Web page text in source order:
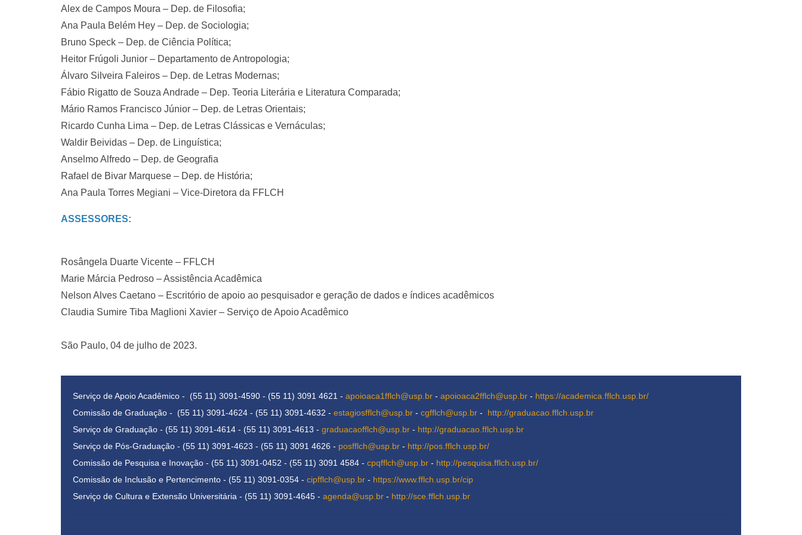
Alex de Campos Moura – Dep. de Filosofia;
Ana Paula Belém Hey – Dep. de Sociologia;
Bruno Speck – Dep. de Ciência Política;
Heitor Frúgoli Junior – Departamento de Antropologia;
Álvaro Silveira Faleiros – Dep. de Letras Modernas;
Fábio Rigatto de Souza Andrade – Dep. Teoria Literária e Literatura Comparada;
Mário Ramos Francisco Júnior – Dep. de Letras Orientais;
Ricardo Cunha Lima – Dep. de Letras Clássicas e Vernáculas;
Waldir Beividas – Dep. de Linguística;
Anselmo Alfredo – Dep. de Geografia
Rafael de Bivar Marquese – Dep. de História;
Ana Paula Torres Megiani – Vice-Diretora da FFLCH
ASSESSORES:
Rosângela Duarte Vicente – FFLCH
Marie Márcia Pedroso – Assistência Acadêmica
Nelson Alves Caetano – Escritório de apoio ao pesquisador e geração de dados e índices acadêmicos
Claudia Sumire Tiba Maglioni Xavier – Serviço de Apoio Acadêmico
São Paulo, 04 de julho de 2023.
Serviço de Apoio Acadêmico - (55 11) 3091-4590 - (55 11) 3091 4621 - apoioaca1fflch@usp.br - apoioaca2fflch@usp.br - https://academica.fflch.usp.br/
Comissão de Graduação - (55 11) 3091-4624 - (55 11) 3091-4632 - estagiosfflch@usp.br - cgfflch@usp.br - http://graduacao.fflch.usp.br
Serviço de Graduação - (55 11) 3091-4614 - (55 11) 3091-4613 - graduacaofflch@usp.br - http://graduacao.fflch.usp.br
Serviço de Pós-Graduação - (55 11) 3091-4623 - (55 11) 3091 4626 - posfflch@usp.br - http://pos.fflch.usp.br/
Comissão de Pesquisa e Inovação - (55 11) 3091-0452 - (55 11) 3091 4584 - cpqfflch@usp.br - http://pesquisa.fflch.usp.br/
Comissão de Inclusão e Pertencimento - (55 11) 3091-0354 - cipfflch@usp.br - https://www.fflch.usp.br/cip
Serviço de Cultura e Extensão Universitária - (55 11) 3091-4645 - agenda@usp.br - http://sce.fflch.usp.br